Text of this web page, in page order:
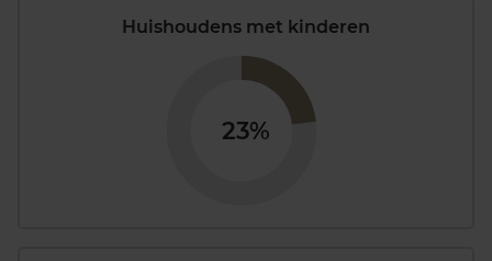
Huishoudens met kinderen
23%